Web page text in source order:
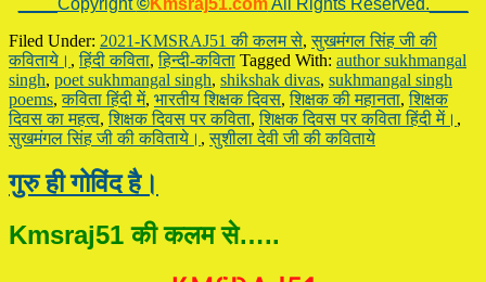
Filed Under: 2021-KMSRAJ51 की कलम से,सुखमंगल सिंह जी की
कविताये। ,हिंदी कविता,हिन्दी-कविता Tagged With: author sukhmangal
singh, poet sukhmangal singh, shikshak divas, sukhmangal singh
poems,कविता हिंदी में, भारतीय शिक्षक दिवस,शिक्षक की महानता,शिक्षक
दिवस का महत्व,शिक्षक दिवस पर कविता,शिक्षक दिवस पर कविता हिंदी में। ,
सुखमंगल सिंह जी की कविताये। ,सुशीला देवी जी की कविताये
गुरु ही गोविंद है।
Kmsraj51 की कलम से…..